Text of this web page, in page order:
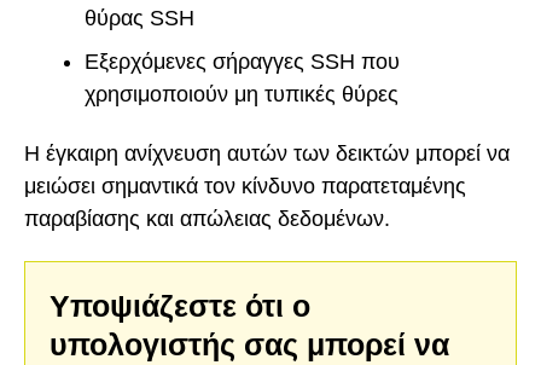
θύρας SSH
Εξερχόμενες σήραγγες SSH που
χρησιμοποιούν μη τυπικές θύρες
Η έγκαιρη ανίχνευση αυτών των δεικτών μπορεί να
μειώσει σημαντικά τον κίνδυνο παρατεταμένης
παραβίασης και απώλειας δεδομένων.
Υποψιάζεστε ότι ο
υπολογιστής σας μπορεί να